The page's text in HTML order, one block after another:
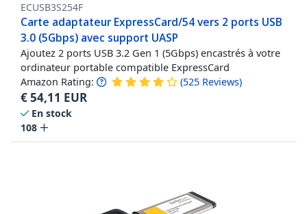
ECUSB3S254F
Carte adaptateur ExpressCard/54 vers 2 ports USB
3.0 (5Gbps) avec support UASP
Ajoutez 2 ports USB 3.2 Gen 1 (5Gbps) encastrés à votre
ordinateur portable compatible ExpressCard
Amazon Rating: (525 Reviews)
€54,11 EUR
En stock
108